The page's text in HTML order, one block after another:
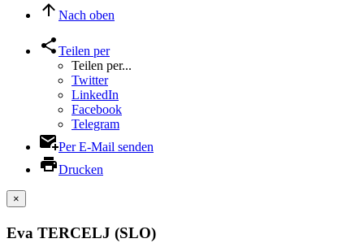
Nach oben
Teilen per
Teilen per...
Twitter
LinkedIn
Facebook
Telegram
Per E-Mail senden
Drucken
×
Eva TERCELJ (SLO)